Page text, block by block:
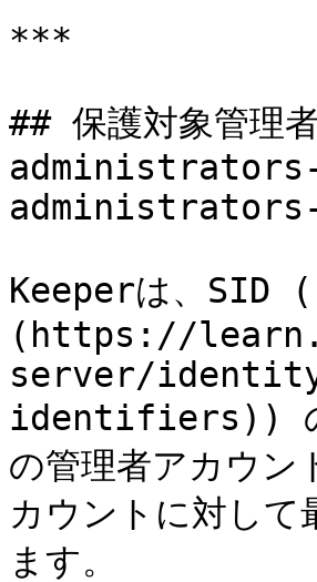
***
## 保護対象管
Keeperは、SID
(https://
server/
identifiers)) のパ
の管理者アカウン
カウントに対して
ます。